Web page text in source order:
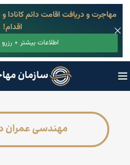
سازمان
مهندسی عمران
مهاجرت و دریافت اقامت دائم کانادا
اقدام!
اطلاعات بیشتر +